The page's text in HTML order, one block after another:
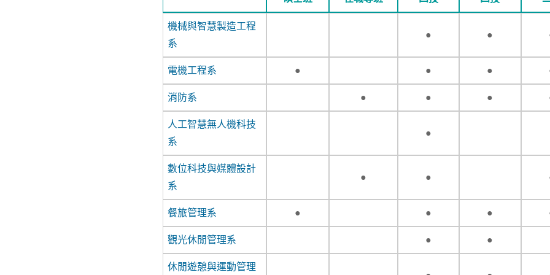
機械與智慧製造工程
系
● ●
電機工程系 ● ● ●
消防系 ● ● ●
人工智慧無人機科技
系
●
數位科技與媒體設計
系
● ●
餐旅管理系 ● ● ●
觀光休閒管理系 ● ●
休閒遊憩與運動管理